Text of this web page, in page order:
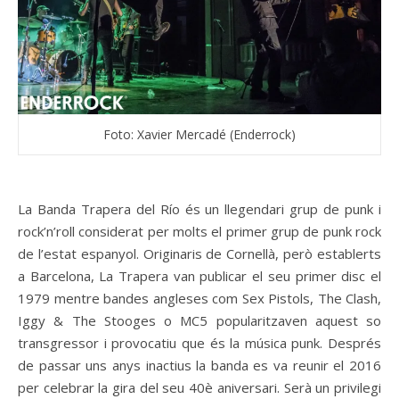
Foto: Xavier Mercadé (Enderrock)
La Banda Trapera del Río és un llegendari grup de punk i
rock’n’roll considerat per molts el primer grup de punk rock
de l’estat espanyol. Originaris de Cornellà, però establerts
a Barcelona, La Trapera van publicar el seu primer disc el
1979 mentre bandes angleses com Sex Pistols, The Clash,
Iggy & The Stooges o MC5 popularitzaven aquest so
transgressor i provocatiu que és la música punk. Després
de passar uns anys inactius la banda es va reunir el 2016
per celebrar la gira del seu 40è aniversari. Serà un privilegi